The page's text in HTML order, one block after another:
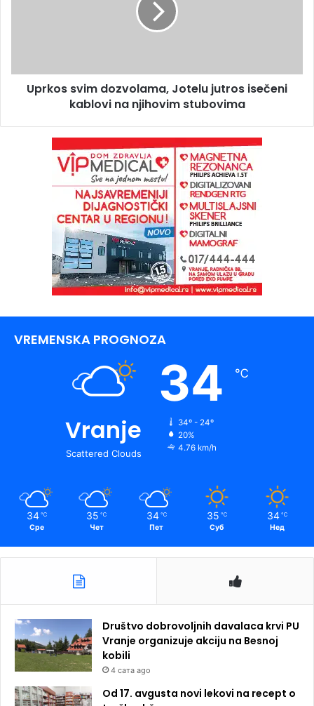
Uprkos svim dozvolama, Jotelu jutros isečeni
kablovi na njihovim stubovima
VREMENSKA PROGNOZA
Vranje
Scattered Clouds
34 ℃
34º - 24º
20%
4.76 km/h
34 ℃
Сре
35 ℃
Чет
34 ℃
Пет
35 ℃
Суб
34 ℃
Нед
Društvo dobrovoljnih davalaca krvi PU
Vranje organizuje akciju na Besnoj
kobili
4 сата ago
Od 17. avgusta novi lekovi na recept o